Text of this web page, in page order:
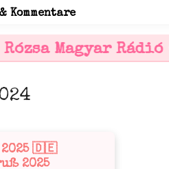
Kommentare
Rózsa Magyar Rádió
🇩🇪
2025